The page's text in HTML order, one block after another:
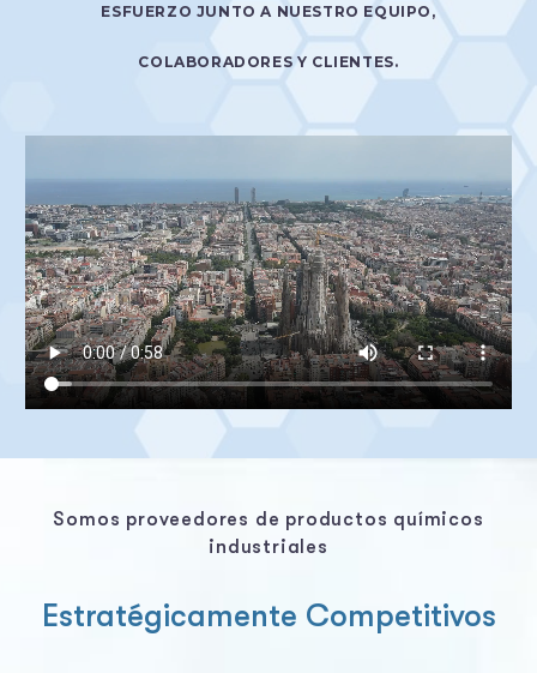
ESFUERZO JUNTO A NUESTRO EQUIPO,
COLABORADORES Y CLIENTES.
Somos proveedores de productos químicos
industriales
Estratégicamente Competitivos